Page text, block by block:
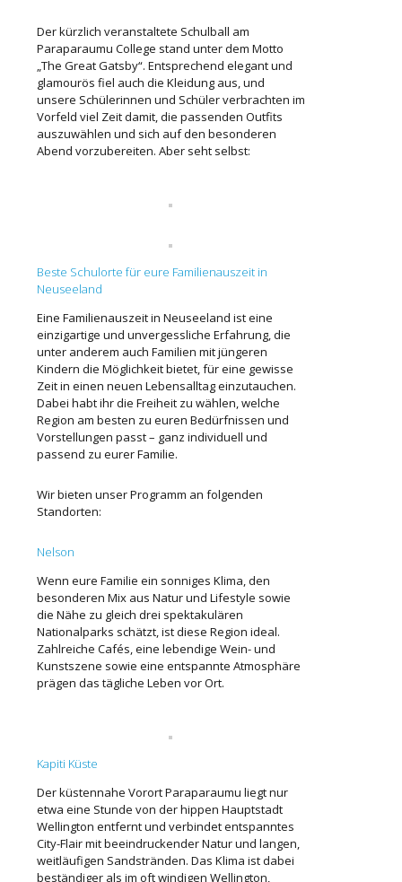
Der kürzlich veranstaltete Schulball am
Paraparaumu College stand unter dem Motto
„The Great Gatsby“. Entsprechend elegant und
glamourös fiel auch die Kleidung aus, und
unsere Schülerinnen und Schüler verbrachten im
Vorfeld viel Zeit damit, die passenden Outfits
auszuwählen und sich auf den besonderen
Abend vorzubereiten. Aber seht selbst:
Beste Schulorte für eure Familienauszeit in
Neuseeland
Eine Familienauszeit in Neuseeland ist eine
einzigartige und unvergessliche Erfahrung, die
unter anderem auch Familien mit jüngeren
Kindern die Möglichkeit bietet, für eine gewisse
Zeit in einen neuen Lebensalltag einzutauchen.
Dabei habt ihr die Freiheit zu wählen, welche
Region am besten zu euren Bedürfnissen und
Vorstellungen passt – ganz individuell und
passend zu eurer Familie.
Wir bieten unser Programm an folgenden
Standorten:
Nelson
Wenn eure Familie ein sonniges Klima, den
besonderen Mix aus Natur und Lifestyle sowie
die Nähe zu gleich drei spektakulären
Nationalparks schätzt, ist diese Region ideal.
Zahlreiche Cafés, eine lebendige Wein- und
Kunstszene sowie eine entspannte Atmosphäre
prägen das tägliche Leben vor Ort.
Kapiti Küste
Der küstennahe Vorort Paraparaumu liegt nur
etwa eine Stunde von der hippen Hauptstadt
Wellington entfernt und verbindet entspanntes
City-Flair mit beeindruckender Natur und langen,
weitläufigen Sandstränden. Das Klima ist dabei
beständiger als im oft windigen Wellington,